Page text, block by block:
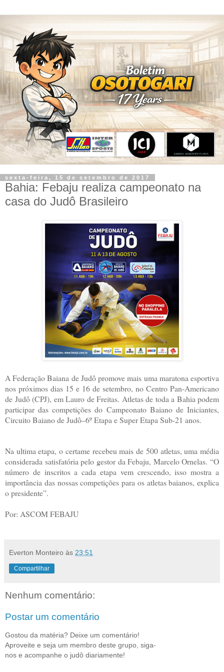
sexta-feira, 15 de setembro de 2017
Bahia: Febaju realiza campeonato na
casa do Judô Brasileiro
A Federação Baiana de Judô promove mais uma maratona esportiva
nos próximos dias 15 e 16 de setembro, no Centro Pan-Americano
de Judô (CPJ), em Lauro de Freitas. Atletas de toda a Bahia podem
participar das competições do Campeonato Baiano de Iniciantes,
Circuito Baiano de Judô–6º Etapa e Super Etapa Sub-21 anos.
Na ultima etapa, o certame recebeu mais de 500 atletas, uma média
considerada satisfatória pelo gestor da Febaju, Marcelo Ornelas. “O
número de inscritos a cada etapa vem crescendo, isso mostra a
importância das nossas competições para os atletas baianos, explica
o presidente”.
Por: ASCOM FEBAJU
Everton Monteiro às 23:51
Compartilhar
Nenhum comentário:
Postar um comentário
Gostou da matéria? Deixe um comentário!
Aproveite e seja um membro deste grupo, siga-
nos e acompanhe o judô diariamente!